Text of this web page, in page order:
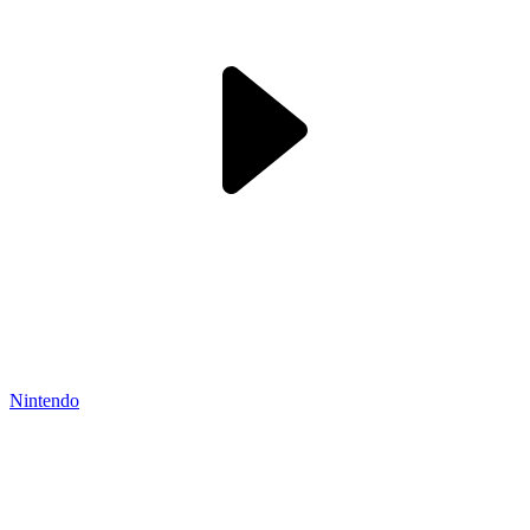
Nintendo